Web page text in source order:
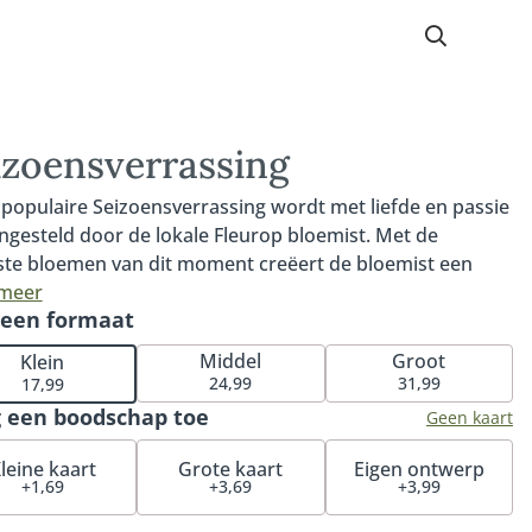
Seizoensverrassing wordt met liefde en passie
door de lokale Fleurop bloemist. Met de
bloemen van dit moment creëert de bloemist een
om jezelf of iemand anders mee te verrassen. De
wisselt elk seizoen en is verkrijgbaar in
en groot en wordt geleverd exclusief vaas (apart
bestellen). De afgebeelde boeketten zijn een
van het middelformaat. Het geleverde boeket
persoonlijk samengesteld door de Fleurop bloemist met
dat moment best beschikbare seizoens bloemen.
kan het boeket afwijken van de getoonde afbeelding.
formaat
Klein
17,99
Middel
24,99
Groot
31,99
een boodschap toe Geen kaart
kaart
+1,69
Grote kaart
+3,69
Eigen ontwerp
+3,99